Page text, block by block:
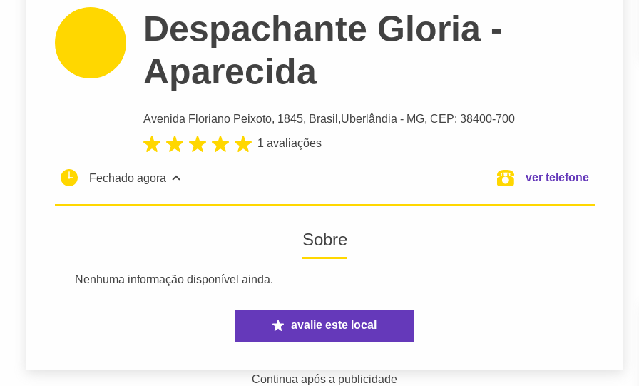
Despachante Gloria -
Aparecida
Avenida Floriano Peixoto, 1845, Brasil,Uberlândia - MG, CEP: 38400-700
1 avaliações
Fechado agora ver telefone
Sobre
Nenhuma informação disponível ainda.
avalie este local
Continua após a publicidade